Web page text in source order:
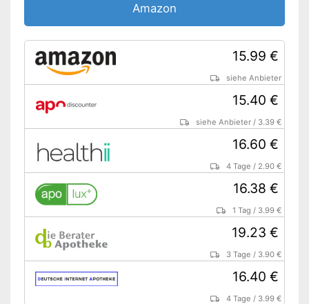
Amazon
15.99 €
siehe Anbieter
15.40 €
siehe Anbieter / 3.39 €
16.60 €
4 Tage / 2.90 €
16.38 €
1 Tag / 3.99 €
19.23 €
3 Tage / 3.90 €
16.40 €
4 Tage / 3.99 €